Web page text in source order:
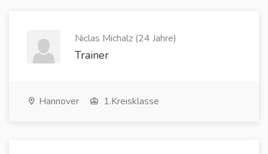
Niclas Michalz (24 Jahre)
Trainer
Hannover 1.Kreisklasse